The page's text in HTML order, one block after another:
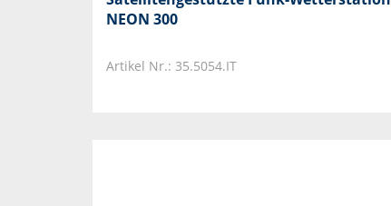
NEON 300
Artikel Nr.: 35.5054.IT